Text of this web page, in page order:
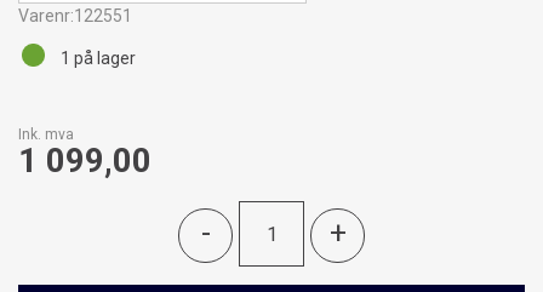
Varenr:122551
Ink. mva
1 099,00
- +
1 på lager